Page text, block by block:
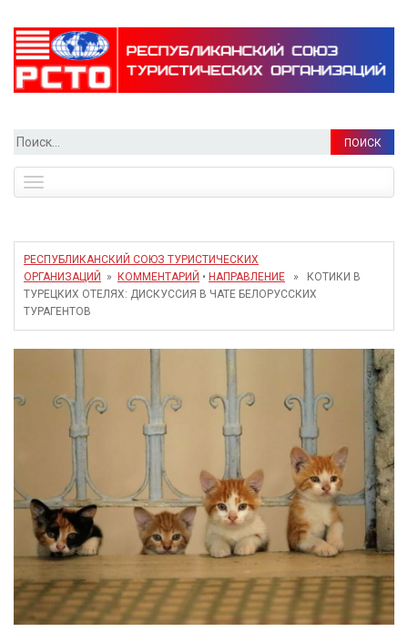
Найти:
navigation
РЕСПУБЛИКАНСКИЙ СОЮЗ ТУРИСТИЧЕСКИХ
ОРГАНИЗАЦИЙ
» КОММЕНТАРИЙ • НАПРАВЛЕНИЕ » КОТИКИ В
ТУРЕЦКИХ ОТЕЛЯХ: ДИСКУССИЯ В ЧАТЕ БЕЛОРУССКИХ
ТУРАГЕНТОВ